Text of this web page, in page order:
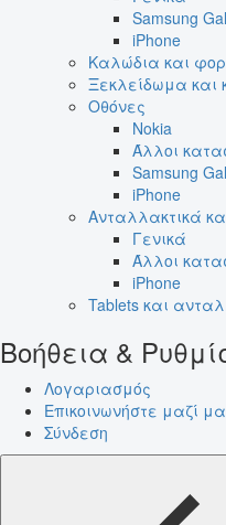
Samsung
iPhone
Καλώδια και
Ξεκλείδωμα και
Οθόνες
Nokia
Άλλοι
Samsung
iPhone
Ανταλλακτικά
Γενικά
Άλλοι
iPhone
Tablets και
Βοήθεια &
Λογαριασμός
Επικοινωνήστε μαζί
Σύνδεση